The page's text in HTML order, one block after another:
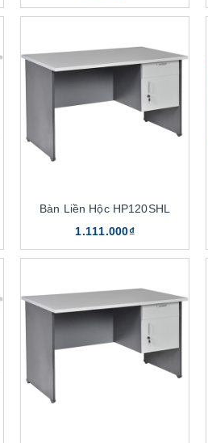
Bàn Liền Hộc HP120SHL
1.111.000₫